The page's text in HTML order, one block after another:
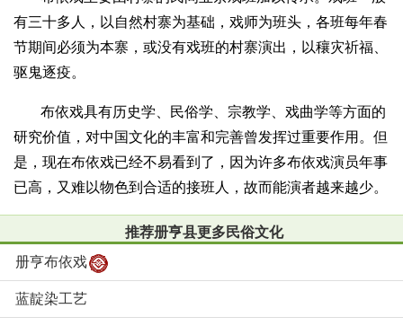
有三十多人，以自然村寨为基础，戏师为班头，各班每年春
节期间必须为本寨，或没有戏班的村寨演出，以穰灾祈福、
驱鬼逐疫。
布依戏具有历史学、民俗学、宗教学、戏曲学等方面的
研究价值，对中国文化的丰富和完善曾发挥过重要作用。但
是，现在布依戏已经不易看到了，因为许多布依戏演员年事
已高，又难以物色到合适的接班人，故而能演者越来越少。
推荐册亨县更多民俗文化
册亨布依戏
蓝靛染工艺